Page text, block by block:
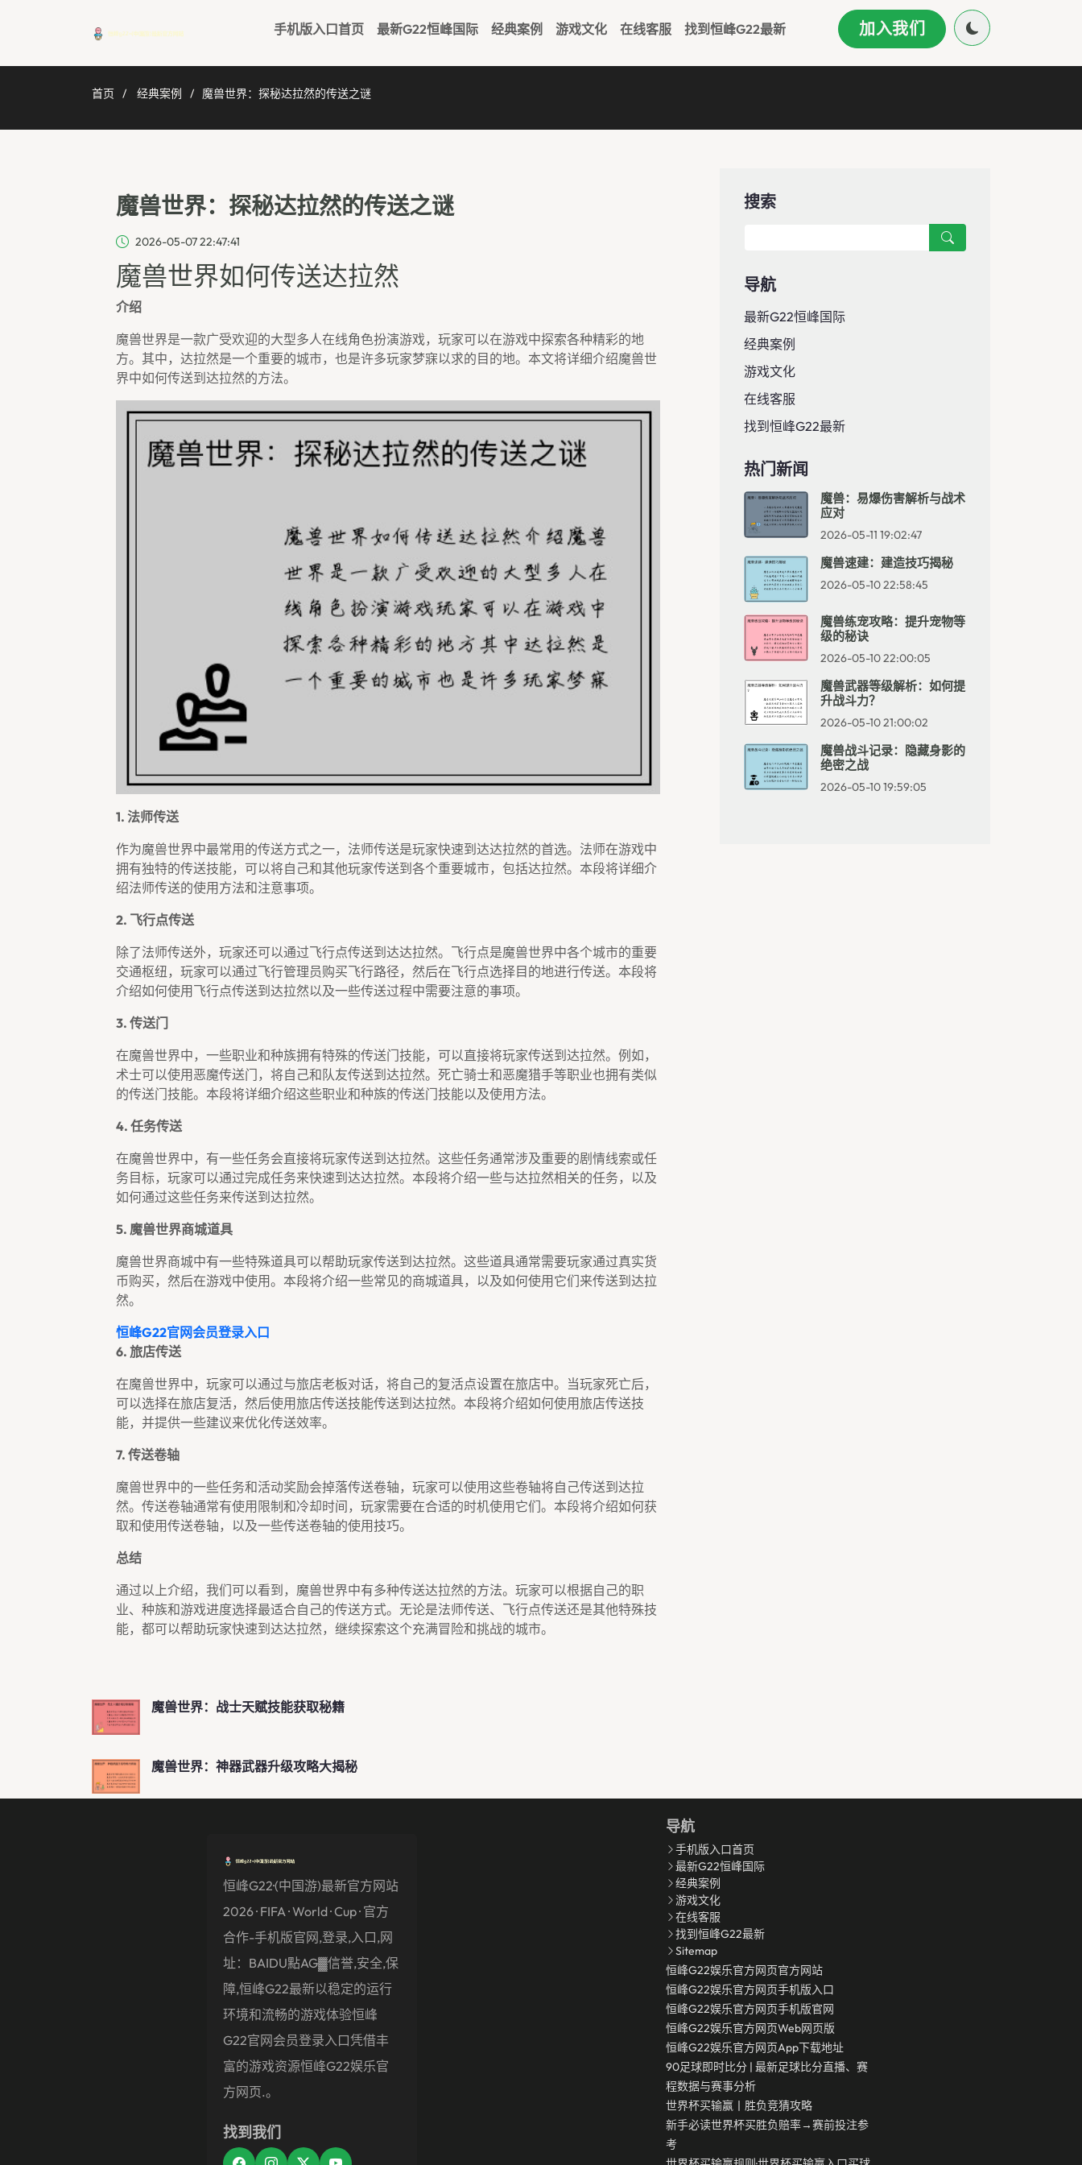
手机版入口首页 最新G22恒峰国际 经典案例 游戏文化 在线客服 找到恒峰g22最新 加入我们
首页 经典案例 魔兽世界：探秘达拉然的传送之谜
魔兽世界：探秘达拉然的传送之谜
2026-05-07 22:47:41
魔兽世界如何传送达拉然
介绍
魔兽世界是一款广受欢迎的大型多人在线角色扮演游戏，玩家可以在游戏中探索各种精彩的地
方。其中，达拉然是一个重要的城市，也是许多玩家梦寐以求的目的地。本文将详细介绍魔兽世
界中如何传送到达拉然的方法。
1. 法师传送
作为魔兽世界中最常用的传送方式之一，法师传送是玩家快速到达达拉然的首选。法师在游戏中
拥有独特的传送技能，可以将自己和其他玩家传送到各个重要城市，包括达拉然。本段将详细介
绍法师传送的使用方法和注意事项。
2. 飞行点传送
除了法师传送外，玩家还可以通过飞行点传送到达达拉然。飞行点是魔兽世界中各个城市的重要
交通枢纽，玩家可以通过飞行管理员购买飞行路径，然后在飞行点选择目的地进行传送。本段将
介绍如何使用飞行点传送到达拉然以及一些传送过程中需要注意的事项。
3. 传送门
在魔兽世界中，一些职业和种族拥有特殊的传送门技能，可以直接将玩家传送到达拉然。例如，
术士可以使用恶魔传送门，将自己和队友传送到达拉然。死亡骑士和恶魔猎手等职业也拥有类似
的传送门技能。本段将详细介绍这些职业和种族的传送门技能以及使用方法。
4. 任务传送
在魔兽世界中，有一些任务会直接将玩家传送到达拉然。这些任务通常涉及重要的剧情线索或任
务目标，玩家可以通过完成任务来快速到达达拉然。本段将介绍一些与达拉然相关的任务，以及
如何通过这些任务来传送到达拉然。
5. 魔兽世界商城道具
魔兽世界商城中有一些特殊道具可以帮助玩家传送到达拉然。这些道具通常需要玩家通过真实货
币购买，然后在游戏中使用。本段将介绍一些常见的商城道具，以及如何使用它们来传送到达拉
然。
恒峰g22官网会员登录入口
6. 旅店传送
在魔兽世界中，玩家可以通过与旅店老板对话，将自己的复活点设置在旅店中。当玩家死亡后，
可以选择在旅店复活，然后使用旅店传送技能传送到达拉然。本段将介绍如何使用旅店传送技
能，并提供一些建议来优化传送效率。
7. 传送卷轴
魔兽世界中的一些任务和活动奖励会掉落传送卷轴，玩家可以使用这些卷轴将自己传送到达拉
然。传送卷轴通常有使用限制和冷却时间，玩家需要在合适的时机使用它们。本段将介绍如何获
取和使用传送卷轴，以及一些传送卷轴的使用技巧。
总结
通过以上介绍，我们可以看到，魔兽世界中有多种传送达拉然的方法。玩家可以根据自己的职
业、种族和游戏进度选择最适合自己的传送方式。无论是法师传送、飞行点传送还是其他特殊技
能，都可以帮助玩家快速到达达拉然，继续探索这个充满冒险和挑战的城市。
魔兽世界：战士天赋技能获取秘籍
魔兽世界：神器武器升级攻略大揭秘
搜索
导航
最新G22恒峰国际
经典案例
游戏文化
在线客服
找到恒峰g22最新
热门新闻
魔兽：易爆伤害解析与战术
应对
2026-05-11 19:02:47
魔兽速建：建造技巧揭秘
2026-05-10 22:58:45
魔兽练宠攻略：提升宠物等
级的秘诀
2026-05-10 22:00:05
魔兽武器等级解析：如何提
升战斗力？
2026-05-10 21:00:02
魔兽战斗记录：隐藏身影的
绝密之战
2026-05-10 19:59:05
恒峰g22·(中国游)最新官方网站
2026 · FIFA · World · Cup · 官方
合作-手机版官网,登录,入口,网
址：BAIDU點AG▓信誉,安全,保
障,恒峰g22最新以稳定的运行
环境和流畅的游戏体验恒峰
G22官网会员登录入口凭借丰
富的游戏资源恒峰g22娱乐官
方网页.。
找到我们
导航
手机版入口首页
最新G22恒峰国际
经典案例
游戏文化
在线客服
找到恒峰g22最新
Sitemap
恒峰g22娱乐官方网页官方网站
恒峰g22娱乐官方网页手机版入口
恒峰g22娱乐官方网页手机版官网
恒峰g22娱乐官方网页Web网页版
恒峰g22娱乐官方网页app下载地址
90足球即时比分 | 最新足球比分直播、赛
程数据与赛事分析
世界杯买输赢丨胜负竞猜攻略
新手必读世界杯买胜负赔率→赛前投注参
考